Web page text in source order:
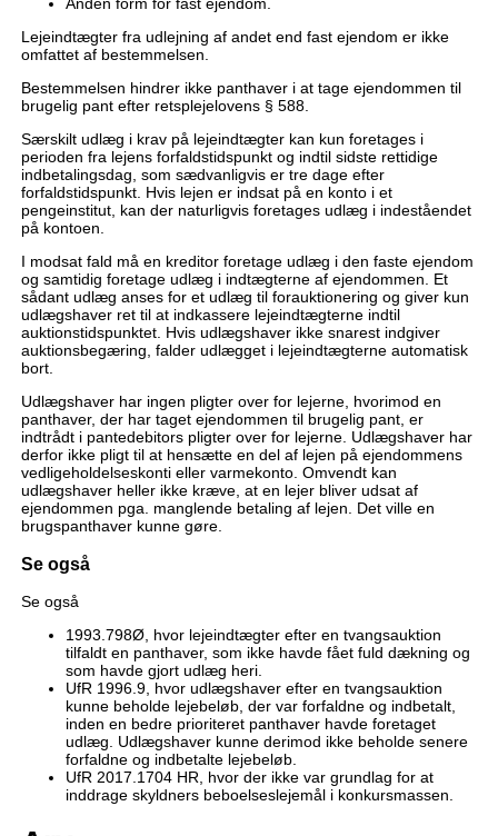
Anden form for fast ejendom.
Lejeindtægter fra udlejning af andet end fast ejendom er ikke
omfattet af bestemmelsen.
Bestemmelsen hindrer ikke panthaver i at tage ejendommen til
brugelig pant efter retsplejelovens § 588.
Særskilt udlæg i krav på lejeindtægter kan kun foretages i
perioden fra lejens forfaldstidspunkt og indtil sidste rettidige
indbetalingsdag, som sædvanligvis er tre dage efter
forfaldstidspunkt. Hvis lejen er indsat på en konto i et
pengeinstitut, kan der naturligvis foretages udlæg i indeståendet
på kontoen.
I modsat fald må en kreditor foretage udlæg i den faste ejendom
og samtidig foretage udlæg i indtægterne af ejendommen. Et
sådant udlæg anses for et udlæg til forauktionering og giver kun
udlægshaver ret til at indkassere lejeindtægterne indtil
auktionstidspunktet. Hvis udlægshaver ikke snarest indgiver
auktionsbegæring, falder udlægget i lejeindtægterne automatisk
bort.
Udlægshaver har ingen pligter over for lejerne, hvorimod en
panthaver, der har taget ejendommen til brugelig pant, er
indtrådt i pantedebitors pligter over for lejerne. Udlægshaver har
derfor ikke pligt til at hensætte en del af lejen på ejendommens
vedligeholdelseskonti eller varmekonto. Omvendt kan
udlægshaver heller ikke kræve, at en lejer bliver udsat af
ejendommen pga. manglende betaling af lejen. Det ville en
brugspanthaver kunne gøre.
Se også
Se også
1993.798Ø, hvor lejeindtægter efter en tvangsauktion
tilfaldt en panthaver, som ikke havde fået fuld dækning og
som havde gjort udlæg heri.
UfR 1996.9, hvor udlægshaver efter en tvangsauktion
kunne beholde lejebeløb, der var forfaldne og indbetalt,
inden en bedre prioriteret panthaver havde foretaget
udlæg. Udlægshaver kunne derimod ikke beholde senere
forfaldne og indbetalte lejebeløb.
UfR 2017.1704 HR, hvor der ikke var grundlag for at
inddrage skyldners beboelseslejemål i konkursmassen.